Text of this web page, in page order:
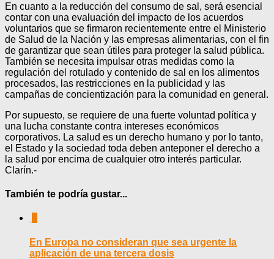
En cuanto a la reducción del consumo de sal, será esencial
contar con una evaluación del impacto de los acuerdos
voluntarios que se firmaron recientemente entre el Ministerio
de Salud de la Nación y las empresas alimentarias, con el fin
de garantizar que sean útiles para proteger la salud pública.
También se necesita impulsar otras medidas como la
regulación del rotulado y contenido de sal en los alimentos
procesados, las restricciones en la publicidad y las
campañas de concientización para la comunidad en general.
Por supuesto, se requiere de una fuerte voluntad política y
una lucha constante contra intereses económicos
corporativos. La salud es un derecho humano y por lo tanto,
el Estado y la sociedad toda deben anteponer el derecho a
la salud por encima de cualquier otro interés particular.
Clarín.-
También te podría gustar...
En Europa no consideran que sea urgente la
aplicación de una tercera dosis